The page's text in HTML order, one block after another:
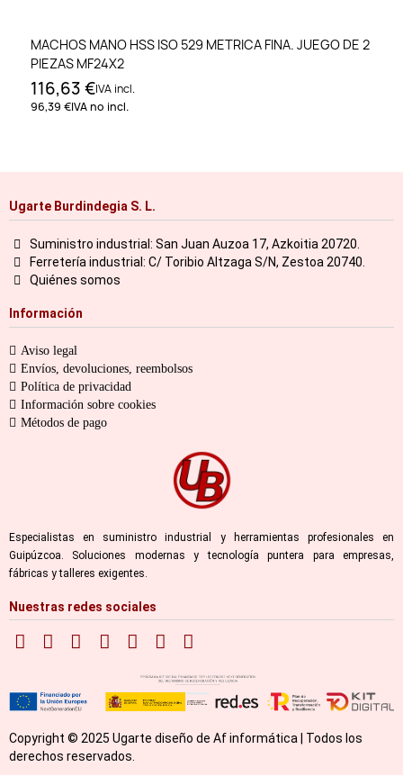
MACHOS MANO HSS ISO 529 METRICA FINA. JUEGO DE 2
PIEZAS MF24X2
116,63 €IVA incl.
96,39 €IVA no incl.
Ugarte Burdindegia S. L.
Suministro industrial: San Juan Auzoa 17, Azkoitia 20720.
Ferretería industrial: C/ Toribio Altzaga S/N, Zestoa 20740.
Quiénes somos
Información
Aviso legal
Envíos, devoluciones, reembolsos
Política de privacidad
Información sobre cookies
Métodos de pago
Especialistas en suministro industrial y herramientas profesionales en
Guipúzcoa. Soluciones modernas y tecnología puntera para empresas,
fábricas y talleres exigentes.
Nuestras redes sociales
Copyright © 2025 Ugarte diseño de Af informática | Todos los
derechos reservados.